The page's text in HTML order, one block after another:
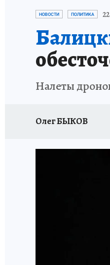
НОВОСТИ ПОЛИТИКА
Налеты
Олег БЫКОВ